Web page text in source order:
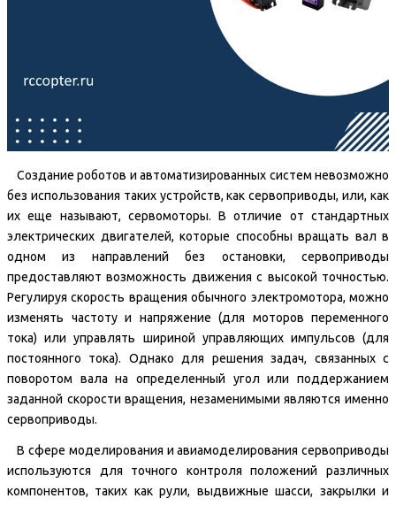
Создание роботов и автоматизированных систем невозможно
без использования таких устройств, как сервоприводы, или, как
их еще называют, сервомоторы. В отличие от стандартных
электрических двигателей, которые способны вращать вал в
одном из направлений без остановки, сервоприводы
предоставляют возможность движения с высокой точностью.
Регулируя скорость вращения обычного электромотора, можно
изменять частоту и напряжение (для моторов переменного
тока) или управлять шириной управляющих импульсов (для
постоянного тока). Однако для решения задач, связанных с
поворотом вала на определенный угол или поддержанием
заданной скорости вращения, незаменимыми являются именно
сервоприводы.
В сфере моделирования и авиамоделирования сервоприводы
используются для точного контроля положений различных
компонентов, таких как рули, выдвижные шасси, закрылки и